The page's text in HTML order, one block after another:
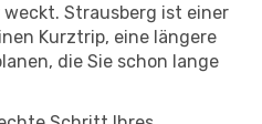
weckt. Strausberg ist einer
Kurztrip, eine längere
die Sie schon lange